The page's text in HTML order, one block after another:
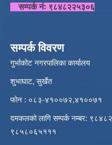
सम्पर्क नंः ९८४८२२५३०६
सम्पर्क विवरण
गुर्भाकोट नगरपालिका कार्यालय
शुभाघाट, सुर्खेत
फोन : ०८३-४१००७२,४१००७१
दमकलको लागि सम्पर्क नम्बर:
९८५८०६५१११